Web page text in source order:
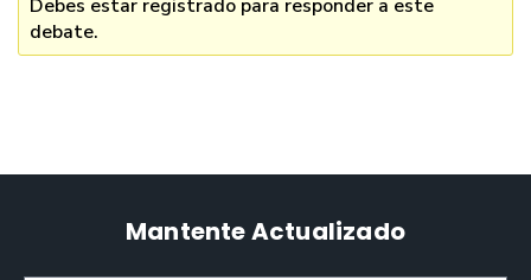
Debes estar registrado para responder a este
debate.
Mantente Actualizado